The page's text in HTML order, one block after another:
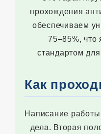
прохождения
обеспечиваем
75–85%, что
стандартом
Как
Написание
дела. Вторая